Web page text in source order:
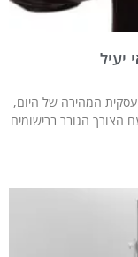
יעיל
המהירה של היום,
הצורך הגובר ברישומים